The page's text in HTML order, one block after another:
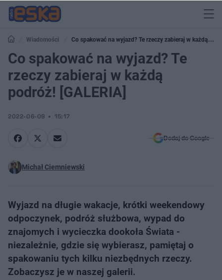
Wiadomości
Co spakować na wyjazd? Te rzeczy zabieraj w każdą
podróż! [GALERIA]
Co spakować na wyjazd? Te
rzeczy zabieraj w każdą
podróż! [GALERIA]
2022-06-09 15:17
Dodaj do Google
Michał Ciemniewski
Wyjazd na długie wakacje, krótki weekendowy
odpoczynek, podróż służbowa, wypad do
znajomych i wycieczka dookoła Świata -
niezależnie, gdzie się wybierasz, pamiętaj o
spakowaniu tych kilku niezbędnych rzeczy.
Zobaczysz je w naszej galerii.